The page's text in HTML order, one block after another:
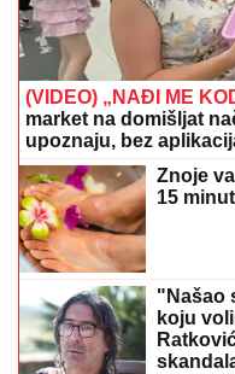
(VIDEO) „NAĐI ME
market na domišljat
upoznaju, bez
Znoje
15
"Našao
koju